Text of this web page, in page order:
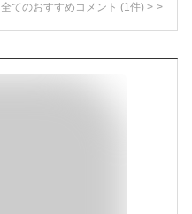
全てのおすすめコメント (1 件) >